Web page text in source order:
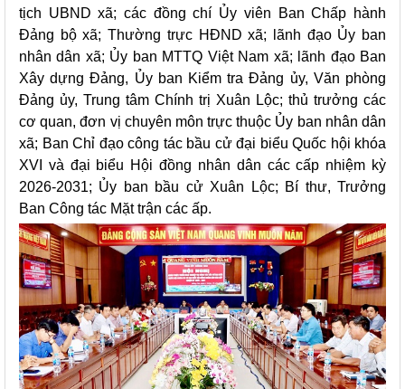
tịch UBND xã; các đồng chí Ủy viên Ban Chấp hành
Đảng bộ xã; Thường trực HĐND xã; lãnh đạo Ủy ban
nhân dân xã; Ủy ban MTTQ Việt Nam xã; lãnh đạo Ban
Xây dựng Đảng, Ủy ban Kiểm tra Đảng ủy, Văn phòng
Đảng ủy, Trung tâm Chính trị Xuân Lộc; thủ trưởng các
cơ quan, đơn vị chuyên môn trực thuộc Ủy ban nhân dân
xã; Ban Chỉ đạo công tác bầu cử đại biểu Quốc hội khóa
XVI và đại biểu Hội đồng nhân dân các cấp nhiệm kỳ
2026-2031; Ủy ban bầu cử Xuân Lộc; Bí thư, Trưởng
Ban Công tác Mặt trận các ấp.